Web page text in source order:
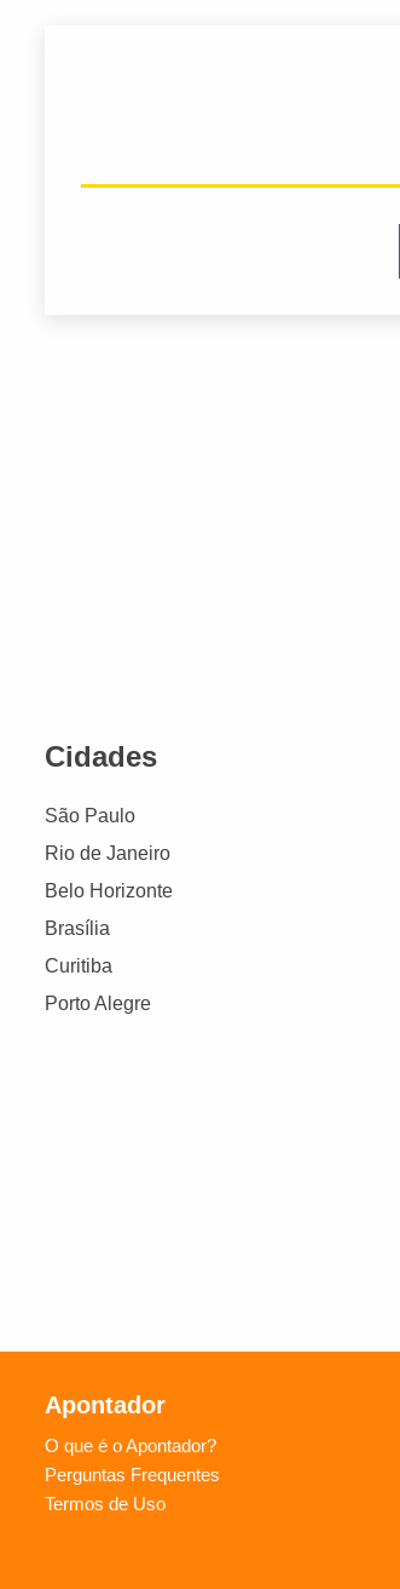
Cidades
São Paulo
Rio de Janeiro
Belo Horizonte
Brasília
Curitiba
Porto Alegre
Apontador
O que é o Apontador?
Perguntas Frequentes
Termos de Uso